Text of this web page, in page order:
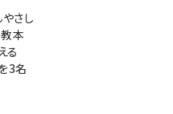
さし
本
る
3名